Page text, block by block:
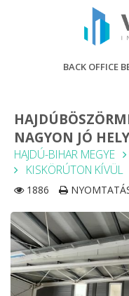
BACK OFFICE
NAGYON JÓ
HAJDÚ-BIHAR MEGYE
KISKÖRÚTON KÍVÜL
1886